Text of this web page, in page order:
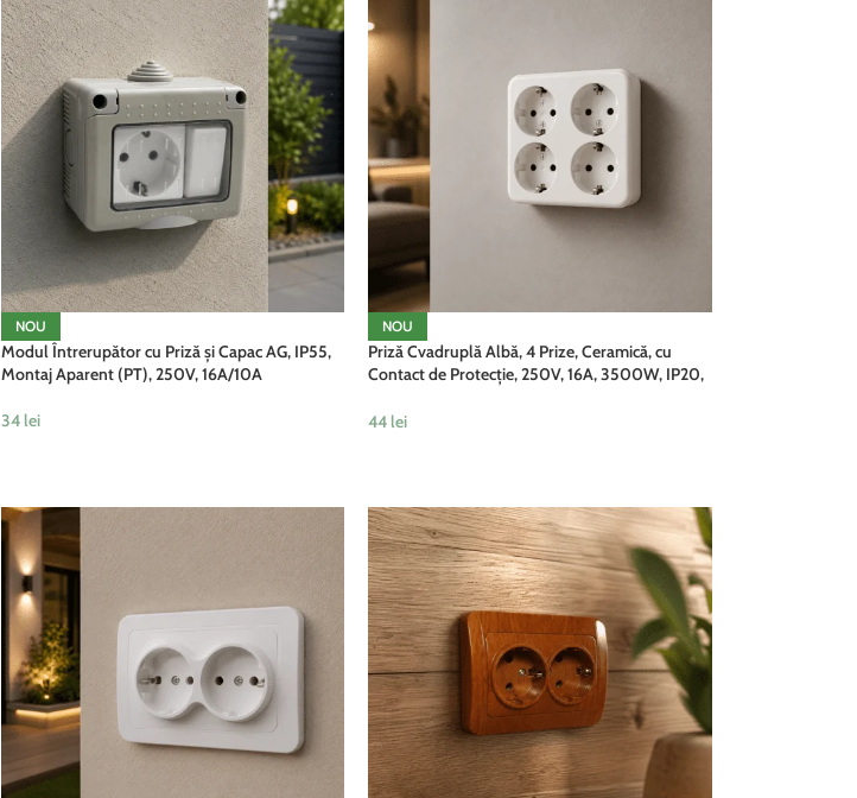
NOU
Modul Întrerupător cu Priză și Capac AG, IP55,
Montaj Aparent (PT), 250V, 16A/10A
34 lei
NOU
Priză Cvadruplă Albă, 4 Prize, Ceramică, cu
Contact de Protecție, 250V, 16A, 3500W, IP20,
44 lei